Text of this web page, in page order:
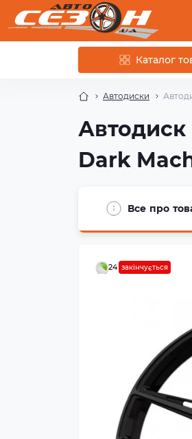
Каталог
Автодиски
Автодиск
Dark
Все про
24 закінчується